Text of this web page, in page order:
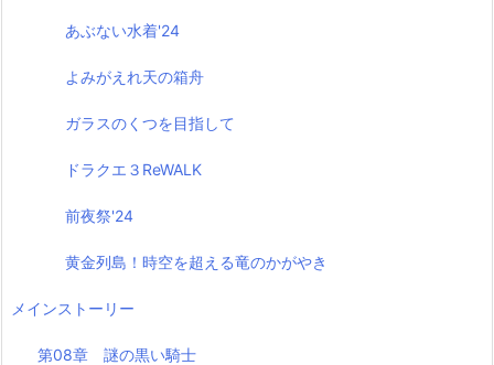
あぶない水着'24
よみがえれ天の箱舟
ガラスのくつを目指して
ドラクエ３ReWALK
前夜祭'24
黄金列島！時空を超える竜のかがやき
メインストーリー
第08章 謎の黒い騎士